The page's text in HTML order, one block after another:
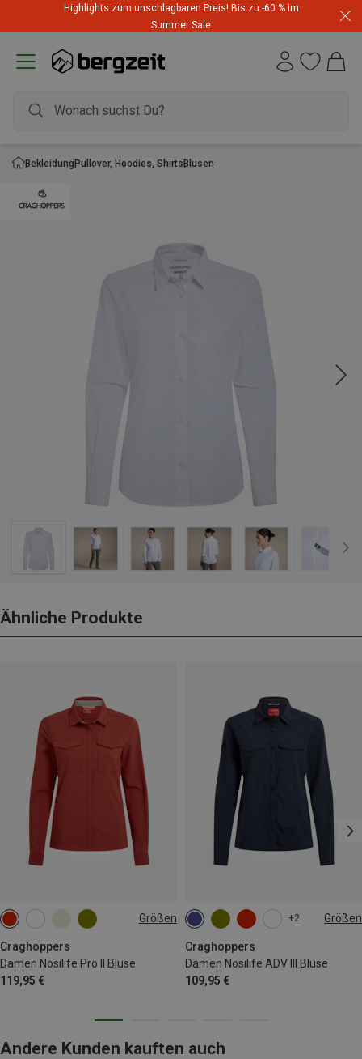
Highlights zum unschlagbaren Preis! Bis zu -60 % im
Summer Sale
BekleidungPullover, Hoodies, ShirtsBlusen
Ähnliche Produkte
Größen
Craghoppers
Damen Nosilife Pro II Bluse
119,95 €
XS M XXL
+2 Größen
Craghoppers
Damen Nosilife ADV III Bluse
109,95 €
XS S M
XXL
Andere Kunden kauften auch